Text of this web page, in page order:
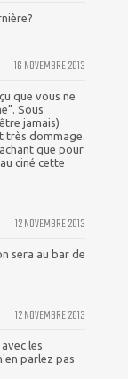
16 NOVEMBRE 2013
que vous ne
Sous
jamais)
très dommage.
que pour
ciné cette
12 NOVEMBRE 2013
sera au bar de
12 NOVEMBRE 2013
les
parlez pas